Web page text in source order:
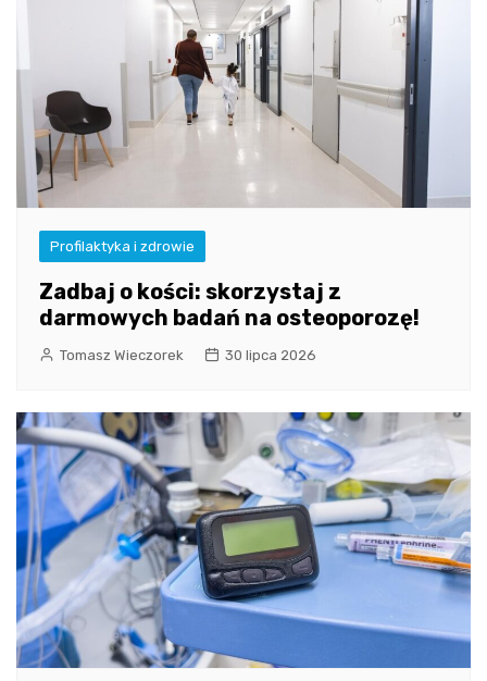
Profilaktyka i zdrowie
Zadbaj o kości: skorzystaj z
darmowych badań na osteoporozę!
Tomasz Wieczorek 30 lipca 2026